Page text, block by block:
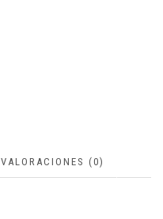
VALORACIONES (0)